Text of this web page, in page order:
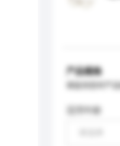
产品规格
适用年龄